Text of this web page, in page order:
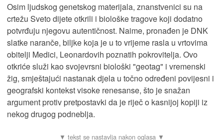
Osim ljudskog genetskog materijala, znanstvenici su na
crtežu Sveto dijete otkrili i biološke tragove koji dodatno
potvrđuju njegovu autentičnost. Naime, pronađen je DNK
slatke naranče, biljke koja je u to vrijeme rasla u vrtovima
obitelji Medici, Leonardovih poznatih pokrovitelja. Ovo
otkriće služi kao svojevrsni biološki "geotag" i vremenski
žig, smještajući nastanak djela u točno određeni povijesni i
geografski kontekst visoke renesanse, što je snažan
argument protiv pretpostavki da je riječ o kasnijoj kopiji iz
nekog drugog podneblja.​